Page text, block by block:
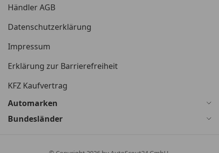
Händler AGB
Datenschutzerklärung
Impressum
Erklärung zur Barrierefreiheit
KFZ Kaufvertrag
Automarken
Bundesländer